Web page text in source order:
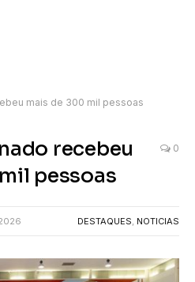
mais de 300 mil pessoas
recebeu
pessoas
0
DESTAQUES, NOTICIAS